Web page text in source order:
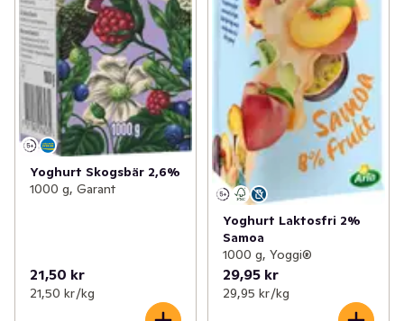
Yoghurt Skogsbär 2,6%
1000 g, Garant
21,50 kr
21,50 kr /kg
Yoghurt Laktosfri 2%
Samoa
1000 g, Yoggi®
29,95 kr
29,95 kr /kg